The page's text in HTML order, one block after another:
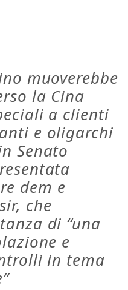
muoverebbe
la Cina
a clienti
e oligarchi
Senato
dem e
che
di “una
e
in tema